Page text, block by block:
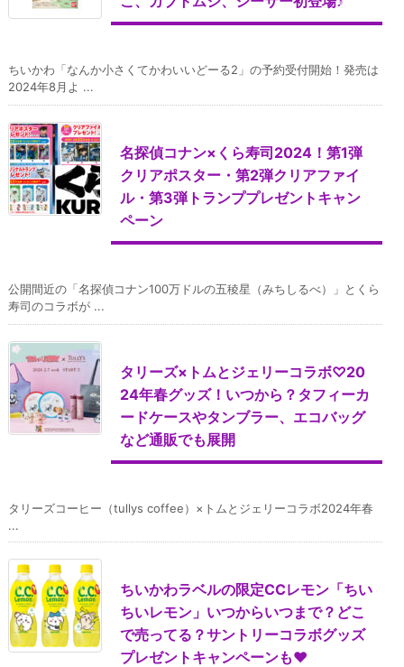
ちいかわ「なんか小さくてかわいいどーる2」の予約受付開始！発売は
2024年8月よ ...
名探偵コナン×くら寿司2024！第1弾
クリアポスター・第2弾クリアファイ
ル・第3弾トランププレゼントキャン
ペーン
公開間近の「名探偵コナン100万ドルの五稜星（みちしるべ）」とくら
寿司のコラボが ...
タリーズ×トムとジェリーコラボ♡20
24年春グッズ！いつから？タフィーカ
ードケースやタンブラー、エコバッグ
など通販でも展開
タリーズコーヒー（tullys coffee）×トムとジェリーコラボ2024年春
...
ちいかわラベルの限定CCレモン「ちい
ちいレモン」いつからいつまで？どこ
で売ってる？サントリーコラボグッズ
プレゼントキャンペーンも♥